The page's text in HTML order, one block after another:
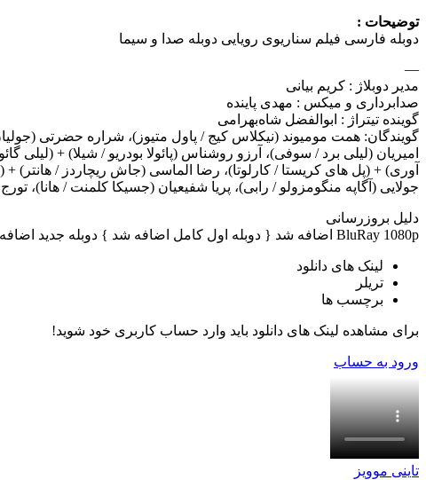
توضیحات :
دوبله فارسی فیلم سناریوی رویایی دوبله صدا و سیما
—
مدیر دوبلاژ : کریم بیانی
صدابرداری و میکس : مهدی پاینده
گوینده تیتراژ : ابوالفضل شاه‌بهرامی
گویندگان: همت مومیوند (نیکلاس کیج / پاول متیوز)، شراره حضرتی
امیریان (لیلی برد / سوفی)، آرزو روشناس (پائولا بودریو / شیلا) +
آوری) + (پل های کریستا / کارلوتا)، رضا الماسی (جاش ریچاردز / هانتر)
جولایی (آگاپه منگومزولو / رابی)، پریا شفیعیان (جسیکا کلمنت / هانا)،
دلیل بروزرسانی
BluRay 1080p اضافه شد { دوبله اول کامل اضافه شد } دوبله جدید اضافه شد
لینک های دانلود
تریلر
برچسب ها
برای مشاهده لینک های دانلود باید وارد حساب کاربری خود شوید!
ورود به حساب
تاینی موویز